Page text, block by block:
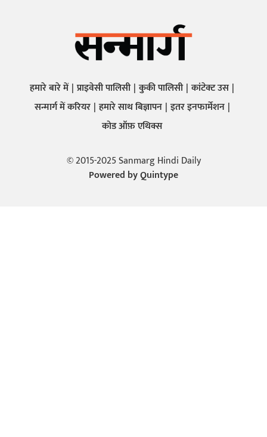
हमारे बारे में प्राइवेसी पालिसी कुकी पालिसी कांटेक्ट उस
सन्मार्ग में करियर हमारे साथ बिज्ञापन इतर इनफार्मेशन
कोड ऑफ़ एथिक्स
© 2015-2025 Sanmarg Hindi Daily
Powered byQuintype